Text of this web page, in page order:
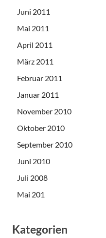
Juni 2011
Mai 2011
April 2011
März 2011
Februar 2011
Januar 2011
November 2010
Oktober 2010
September 2010
Juni 2010
Juli 2008
Mai 201
Kategorien